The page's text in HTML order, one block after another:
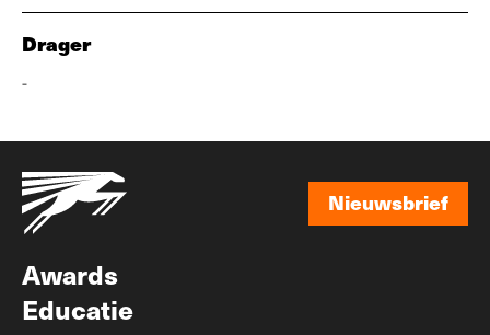
Drager
-
Nieuwsbrief
Awards
Educatie